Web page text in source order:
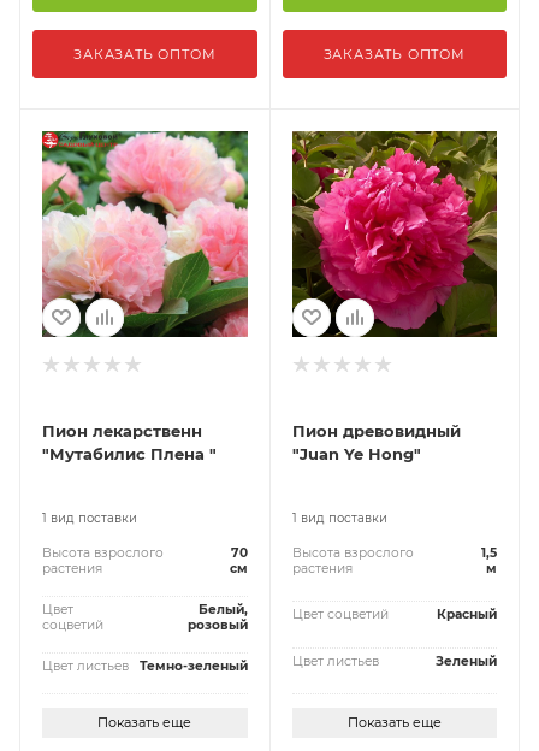
ЗАКАЗАТЬ ОПТОМ ЗАКАЗАТЬ ОПТОМ
Пион лекарственн
"Мутабилис Плена "
1 вид поставки
Высота взрослого
растения
70
см
Цвет
соцветий
Белый,
розовый
Цвет листьев Темно-зеленый
Показать еще
Пион древовидный
"Juan Ye Hong"
1 вид поставки
Высота взрослого
растения
1,5
м
Цвет соцветий Красный
Цвет листьев Зеленый
Показать еще